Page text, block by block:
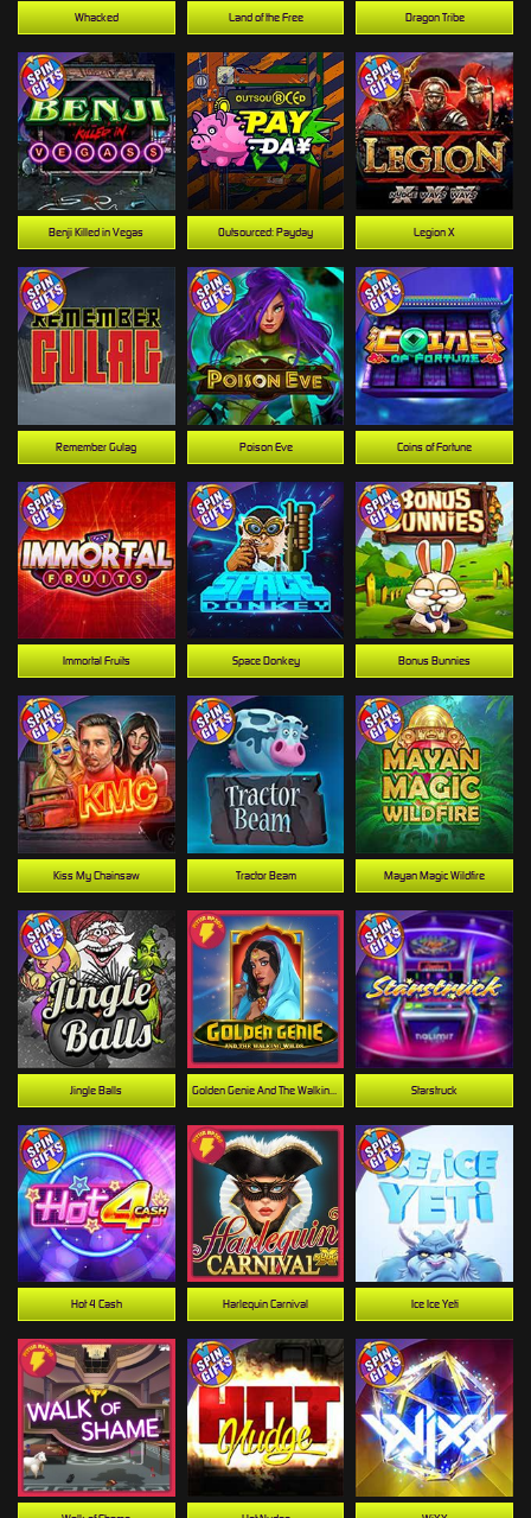
Outsourced: Payday
Kiss My Chainsaw Tractor Beam
Space Donkey
Land of the Free
Starstruck
Benji Killed in Vegas
Poison Eve
Golden Genie And The Walking Wilds
Dragon Tribe
Immortal Fruits
Coins of Fortune
Mayan Magic Wildfire
Legion X
Bonus Bunnies
Hot 4 Cash
Whacked
Jingle Balls
Harlequin Carnival Ice Ice Yeti
Remember Gulag